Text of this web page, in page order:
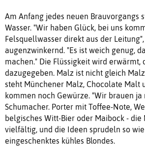
Am Anfang jedes neuen Brauvorgangs
Wasser. "Wir haben Glück, bei uns
Felsquellwasser direkt aus der
augenzwinkernd. "Es ist weich genug,
machen." Die Flüssigkeit wird erwärmt,
dazugegeben. Malz ist nicht gleich
steht Münchener Malz, Chocolate Malt
kommen noch Gewürze. "Wir brauen ja
Schumacher. Porter mit Toffee-Note,
belgisches Witt-Bier oder Maibock - die
vielfältig, und die Ideen sprudeln so
eingeschenktes kühles Blondes.